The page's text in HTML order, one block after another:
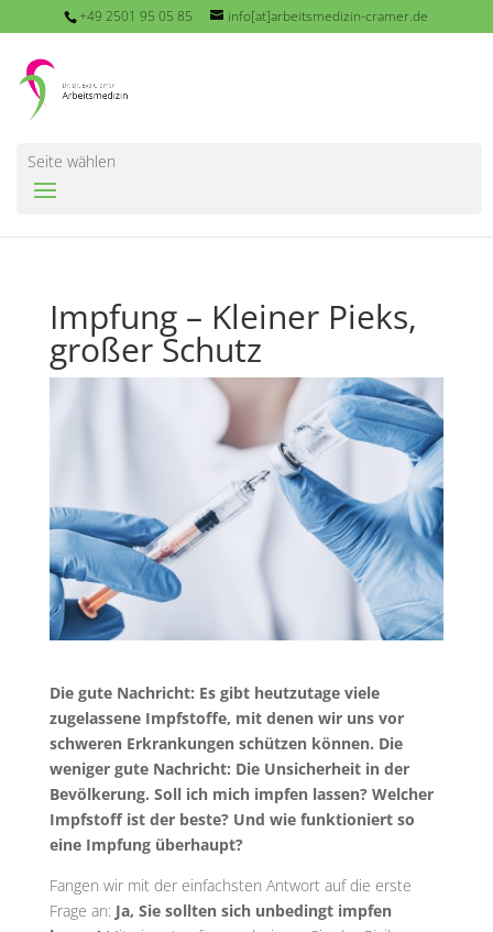
+49 2501 95 05 85 info[at]arbeitsmedizin-cramer.de
Seite wählen
Impfung – Kleiner Pieks,
großer Schutz
Die gute Nachricht: Es gibt heutzutage viele
zugelassene Impfstoffe, mit denen wir uns vor
schweren Erkrankungen schützen können. Die
weniger gute Nachricht: Die Unsicherheit in der
Bevölkerung. Soll ich mich impfen lassen? Welcher
Impfstoff ist der beste? Und wie funktioniert so
eine Impfung überhaupt?
Fangen wir mit der einfachsten Antwort auf die erste
Frage an: Ja, Sie sollten sich unbedingt impfen